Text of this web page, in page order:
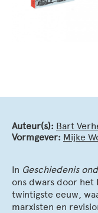
Auteur(s): Bart
Vormgever: Mijke
In Geschiedenis
ons dwars door het
twintigste eeuw,
marxisten en